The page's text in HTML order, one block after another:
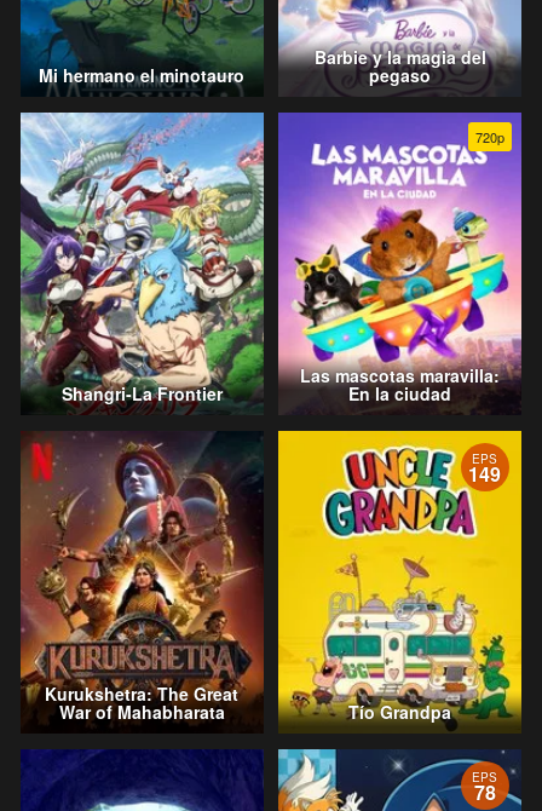
Mi hermano el minotauro
Barbie y la magia del
pegaso
Shangri-La Frontier
720p
Las mascotas maravilla:
En la ciudad
Kurukshetra: The Great
War of Mahabharata
EPS
149
Tío Grandpa
EPS
78